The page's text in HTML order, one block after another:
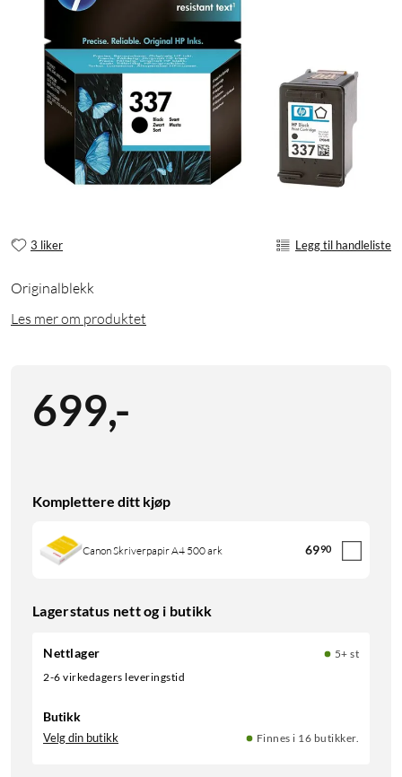
3 liker Legg til handleliste
Originalblekk
Les mer om produktet
699,-
Komplettere ditt kjøp
Canon Skriverpapir A4 500 ark 6990
Lagerstatus nett og i butikk
Nettlager
5+ st
2-6 virkedagers leveringstid
Butikk
Velg din butikk Finnes i 16 butikker.